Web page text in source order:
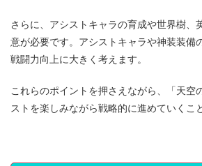
さらに、アシストキャラの育成や世界樹、
意が必要です。アシストキャラや神装装備
戦闘力向上に大きく考えます。
これらのポイントを押さえながら、「天空
ストを楽しみながら戦略的に進めていくこ